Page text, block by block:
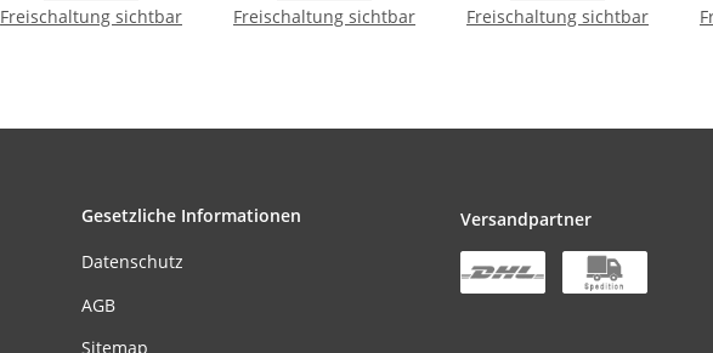
Freischaltung sichtbar
Freischaltung sichtbar
KP1
Freischaltung sichtbar
Gesetzliche Informationen
Datenschutz
AGB
Sitemap
Versandpartner